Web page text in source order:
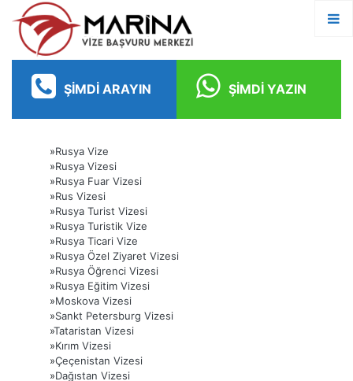
ŞIMDI ARAYIN ŞIMDI YAZIN
»Rusya Vize
»Rusya Vizesi
»Rusya Fuar Vizesi
»Rus Vizesi
»Rusya Turist Vizesi
»Rusya Turistik Vize
»Rusya Ticari Vize
»Rusya Özel Ziyaret Vizesi
»Rusya Öğrenci Vizesi
»Rusya Eğitim Vizesi
»Moskova Vizesi
»Sankt Petersburg Vizesi
»Tataristan Vizesi
»Kırım Vizesi
»Çeçenistan Vizesi
»Dağıstan Vizesi